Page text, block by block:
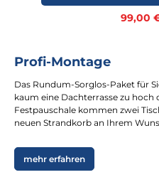
99,00
Profi-Montage
Das Rundum-Sorglos-Paket für
kaum eine Dachterrasse zu hoch
Festpauschale kommen zwei
neuen Strandkorb an Ihrem
mehr erfahren